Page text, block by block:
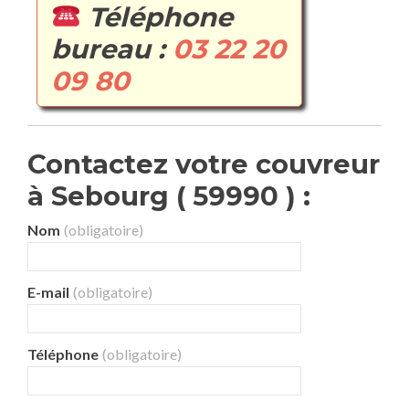
Téléphone
bureau : 03 22 20
09 80
Contactez votre couvreur
à Sebourg ( 59990 ) :
Nom (obligatoire)
E-mail (obligatoire)
Téléphone (obligatoire)